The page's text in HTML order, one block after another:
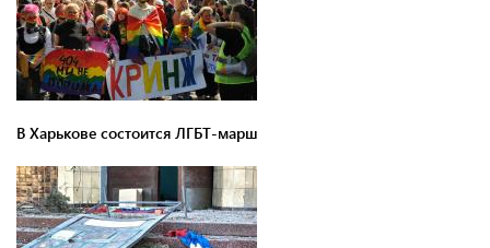
В Харькове состоится ЛГБТ-марш